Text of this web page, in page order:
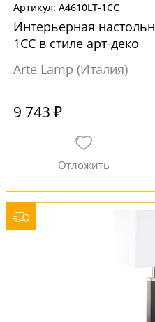
A4610LT-1CC
Интерьерная
1CC в стиле арт-деко
Arte Lamp (Италия)
9 743 ₽